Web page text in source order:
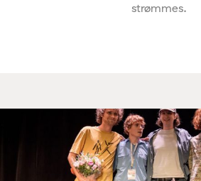
strømmes.